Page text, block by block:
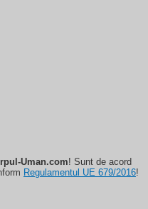
Uman.com! Sunt de acord
Regulamentul UE 679/2016!